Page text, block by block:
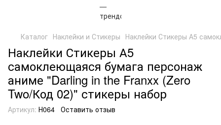
Каталог Наклейки и Стикеры Наклейки Стикеры А5
Наклейки Стикеры А5
самоклеющаяся бумага персонаж
аниме "Darling in the Franxx (Zero
Two/Код 02)" стикеры набор
Артикул: Н064 Оставить отзыв